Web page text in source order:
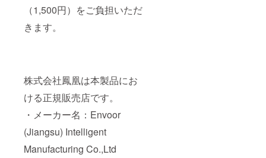
（1,500円）をご負担いただ
きます。
株式会社鳳凰は本製品にお
ける正規販売店です。
・メーカー名：Envoor
(Jiangsu) Intelligent
Manufacturing Co.,Ltd